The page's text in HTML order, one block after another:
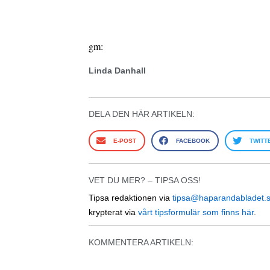
gm:
Linda Danhall
DELA DEN HÄR ARTIKELN:
E-POST FACEBOOK
VET DU MER? – TIPSA OSS!
Tipsa redaktionen via
krypterat via vårt tipsformulär som finns här.
KOMMENTERA ARTIKELN: